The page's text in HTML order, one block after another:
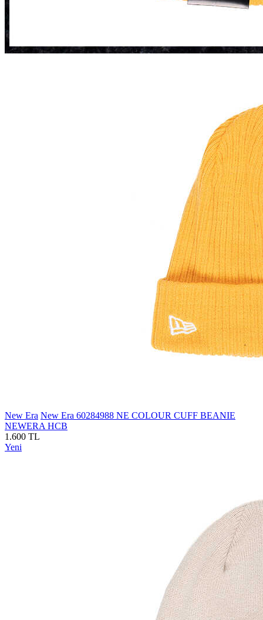
New Era New Era 60284988 NE COLOUR CUFF BEANIE
NEWERA HCB
1.600 TL
Yeni